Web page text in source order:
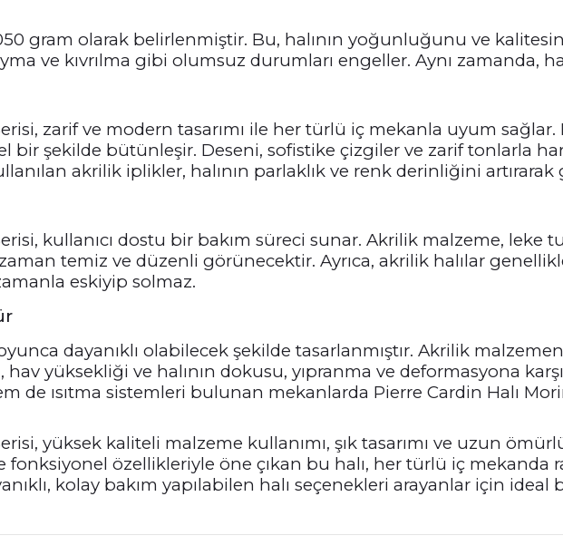
gram olarak belirlenmiştir. Bu, halının yoğunluğunu ve kalitesini
ve kıvrılma gibi olumsuz durumları engeller. Aynı zamanda,
zarif ve modern tasarımı ile her türlü iç mekanla uyum
şekilde bütünleşir. Deseni, sofistike çizgiler ve zarif tonlarla
akrilik iplikler, halının parlaklık ve renk derinliğini
kullanıcı dostu bir bakım süreci sunar. Akrilik malzeme,
temiz ve düzenli görünecektir. Ayrıca, akrilik halılar
eskiyip solmaz.
dayanıklı olabilecek şekilde tasarlanmıştır. Akrilik
hav yüksekliği ve halının dokusu, yıpranma ve deformasyona
de ısıtma sistemleri bulunan mekanlarda Pierre Cardin Halı
yüksek kaliteli malzeme kullanımı, şık tasarımı ve uzun
fonksiyonel özellikleriyle öne çıkan bu halı, her türlü iç mekanda
kolay bakım yapılabilen halı seçenekleri arayanlar için ideal